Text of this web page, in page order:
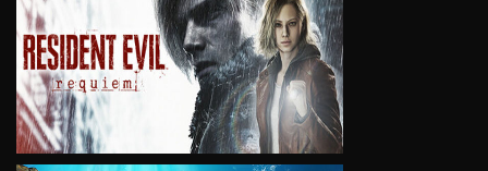
VIEW